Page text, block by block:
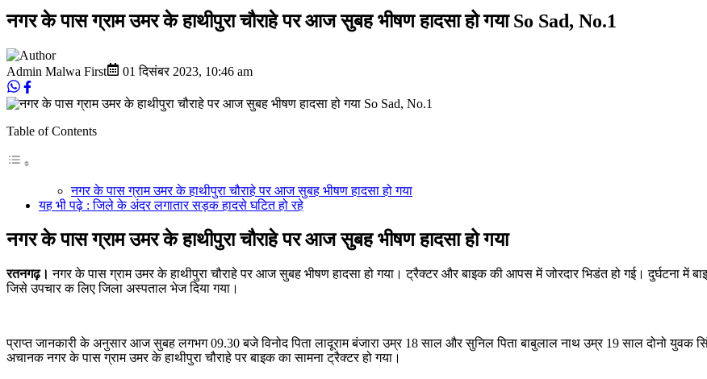
नगर के पास ग्राम उमर के हाथीपुरा चौराहे पर आज सुबह भीषण हादसा हो गया So Sad, No.1
Admin Malwa First 01 दिसंबर 2023, 10:46 am
Table of Contents
नगर के पास ग्राम उमर के हाथीपुरा चौराहे पर आज सुबह भीषण हादसा हो गया
यह भी पढ़े : जिले के अंदर लगातार सड़क हादसे घटित हो रहे
नगर के पास ग्राम उमर के हाथीपुरा चौराहे पर आज सुबह भीषण हादसा हो गया
रतनगढ़। नगर के पास ग्राम उमर के हाथीपुरा चौराहे पर आज सुबह भीषण हादसा हो गया। ट्रैक्टर और बाइक की आपस में जोरदार भिडंत हो गई। दुर्घटना में
जिसे उपचार क लिए जिला अस्पताल भेज दिया गया।
प्राप्त जानकारी के अनुसार आज सुबह लगभग 09.30 बजे विनोद पिता लादूराम बंजारा उम्र 18 साल और सुनिल पिता बाबुलाल नाथ उम्र 19 साल दोनो युवक
अचानक नगर के पास ग्राम उमर के हाथीपुरा चौराहे पर बाइक का सामना ट्रैक्टर हो गया।